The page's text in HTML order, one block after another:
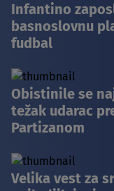
Infantino
basnoslovnu
fudbal
Obistinile se
težak udarac
Partizanom
Velika vest za